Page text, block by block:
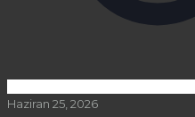
Haziran 25, 2026